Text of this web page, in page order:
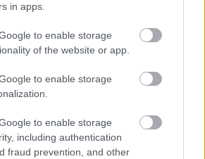
in apps.
to enable storage
of the website or app.
to enable storage
to enable storage
including authentication
fraud prevention, and other